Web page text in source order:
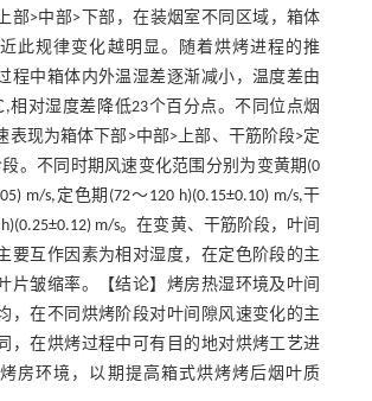
部>中部>下部，在装烟室不同区域，箱体
此规律变化越明显。随着烘烤进程的推
程中箱体内外温湿差逐渐减小，温度差由
对湿度差降低23个百分点。不同位点烟
表现为箱体下部>中部>上部、干筋阶段>定
。不同时期风速变化范围分别为变黄期(0
m/s,定色期(72～120 h)(0.15±0.10) m/s,干
m/s。在变黄、干筋阶段，叶间
要互作因素为相对湿度，在定色阶段的主
片皱缩率。【结论】烤房热湿环境及叶间
，在不同烘烤阶段对叶间隙风速变化的主
，在烘烤过程中可有目的地对烘烤工艺进
房环境，以期提高箱式烘烤烤后烟叶质